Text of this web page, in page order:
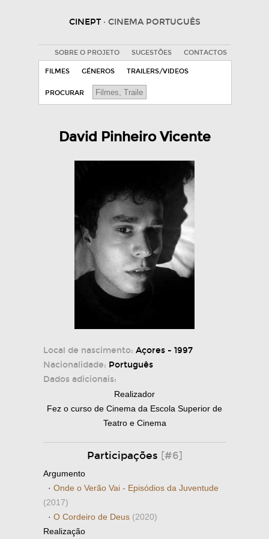
CINEPT · CINEMA PORTUGUÊS
SOBRE O PROJETO SUGESTÕES CONTACTOS
FILMES GÉNEROS TRAILERS/VIDEOS
PROCURAR
David Pinheiro Vicente
Local de nascimento: Açores - 1997
Nacionalidade: Português
Dados adicionais:
Realizador
Fez o curso de Cinema da Escola Superior de
Teatro e Cinema
Participações [#6]
Argumento
· Onde o Verão Vai - Episódios da Juventude
(2017)
· O Cordeiro de Deus (2020)
Realização